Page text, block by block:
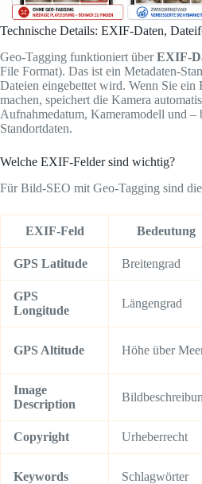
Technische Details: EXIF-Daten,
Geo-Tagging funktioniert überEXIF-
File Format). Das ist ein Metadaten-
Dateien eingebettet wird. Wenn Sie ein
machen, speichert die Kamera
Aufnahmedatum, Kameramodell und –
Standortdaten.
Welche EXIF-Felder sind wichtig?
Für Bild-SEO mit Geo-Tagging sind
EXIF-Feld Bedeutung
GPS Latitude Breitengrad
GPS
Longitude
Längengrad
GPS Altitude Höhe über
Image
Description
Copyright Urheberrecht
Keywords Schlagwörter